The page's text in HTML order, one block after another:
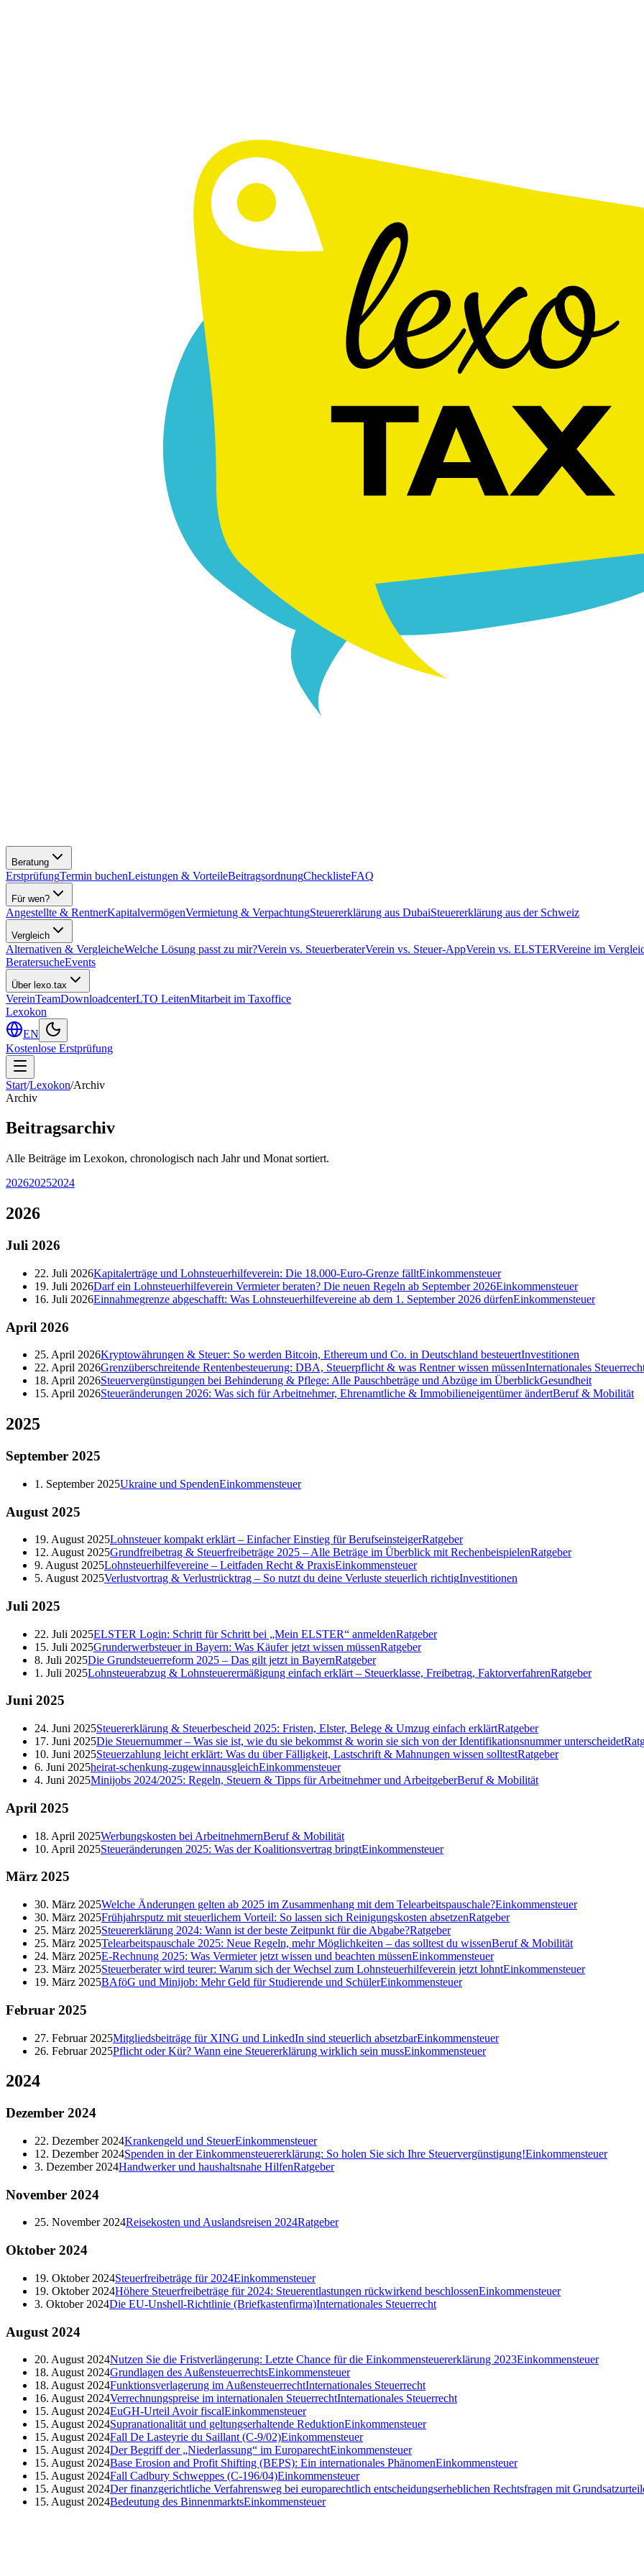
Beratung
ErstprüfungTermin buchenLeistungen & VorteileBeitragsordnungChecklisteFAQ
Für wen?
Angestellte & RentnerKapitalvermögenVermietung & VerpachtungSteuererklärung aus DubaiSteuererklärung aus der Schweiz
Vergleich
Alternativen & VergleicheWelche Lösung passt zu mir?Verein vs. SteuerberaterVerein vs. Steuer-AppVerein vs. ELSTERVereine im
BeratersucheEvents
Über lexo.tax
VereinTeamDownloadcenterLTO LeitenMitarbeit im Taxoffice
Lexokon
EN
Kostenlose Erstprüfung
Start/Lexokon/Archiv
Archiv
Beitragsarchiv
Alle Beiträge im Lexokon, chronologisch nach Jahr und Monat sortiert.
202620252024
2026
Juli 2026
22. Juli 2026Kapitalerträge und Lohnsteuerhilfeverein: Die 18.000-Euro-Grenze fälltEinkommensteuer
19. Juli 2026Darf ein Lohnsteuerhilfeverein Vermieter beraten? Die neuen Regeln ab September 2026Einkommensteuer
16. Juli 2026Einnahmegrenze abgeschafft: Was Lohnsteuerhilfevereine ab dem 1. September 2026 dürfenEinkommensteuer
April 2026
25. April 2026Kryptowährungen & Steuer: So werden Bitcoin, Ethereum und Co. in Deutschland besteuertInvestitionen
22. April 2026Grenzüberschreitende Rentenbesteuerung: DBA, Steuerpflicht & was Rentner wissen müssenInternationales
18. April 2026Steuervergünstigungen bei Behinderung & Pflege: Alle Pauschbeträge und Abzüge im ÜberblickGesundheit
15. April 2026Steueränderungen 2026: Was sich für Arbeitnehmer, Ehrenamtliche & Immobilieneigentümer ändertBeruf & Mobilität
2025
September 2025
1. September 2025Ukraine und SpendenEinkommensteuer
August 2025
19. August 2025Lohnsteuer kompakt erklärt – Einfacher Einstieg für BerufseinsteigerRatgeber
12. August 2025Grundfreibetrag & Steuerfreibeträge 2025 – Alle Beträge im Überblick mit RechenbeispielenRatgeber
9. August 2025Lohnsteuerhilfevereine – Leitfaden Recht & PraxisEinkommensteuer
5. August 2025Verlustvortrag & Verlustrücktrag – So nutzt du deine Verluste steuerlich richtigInvestitionen
Juli 2025
22. Juli 2025ELSTER Login: Schritt für Schritt bei „Mein ELSTER“ anmeldenRatgeber
15. Juli 2025Grunderwerbsteuer in Bayern: Was Käufer jetzt wissen müssenRatgeber
8. Juli 2025Die Grundsteuerreform 2025 – Das gilt jetzt in BayernRatgeber
1. Juli 2025Lohnsteuerabzug & Lohnsteuerermäßigung einfach erklärt – Steuerklasse, Freibetrag, FaktorverfahrenRatgeber
Juni 2025
24. Juni 2025Steuererklärung & Steuerbescheid 2025: Fristen, Elster, Belege & Umzug einfach erklärtRatgeber
17. Juni 2025Die Steuernummer – Was sie ist, wie du sie bekommst & worin sie sich von der Identifikationsnummer unterscheidet
10. Juni 2025Steuerzahlung leicht erklärt: Was du über Fälligkeit, Lastschrift & Mahnungen wissen solltestRatgeber
6. Juni 2025heirat-schenkung-zugewinnausgleichEinkommensteuer
4. Juni 2025Minijobs 2024/2025: Regeln, Steuern & Tipps für Arbeitnehmer und ArbeitgeberBeruf & Mobilität
April 2025
18. April 2025Werbungskosten bei ArbeitnehmernBeruf & Mobilität
10. April 2025Steueränderungen 2025: Was der Koalitionsvertrag bringtEinkommensteuer
März 2025
30. März 2025Welche Änderungen gelten ab 2025 im Zusammenhang mit dem Telearbeitspauschale?Einkommensteuer
30. März 2025Frühjahrsputz mit steuerlichem Vorteil: So lassen sich Reinigungskosten absetzenRatgeber
25. März 2025Steuererklärung 2024: Wann ist der beste Zeitpunkt für die Abgabe?Ratgeber
25. März 2025Telearbeitspauschale 2025: Neue Regeln, mehr Möglichkeiten – das solltest du wissenBeruf & Mobilität
24. März 2025E-Rechnung 2025: Was Vermieter jetzt wissen und beachten müssenEinkommensteuer
23. März 2025Steuerberater wird teurer: Warum sich der Wechsel zum Lohnsteuerhilfeverein jetzt lohntEinkommensteuer
19. März 2025BAföG und Minijob: Mehr Geld für Studierende und SchülerEinkommensteuer
Februar 2025
27. Februar 2025Mitgliedsbeiträge für XING und LinkedIn sind steuerlich absetzbarEinkommensteuer
26. Februar 2025Pflicht oder Kür? Wann eine Steuererklärung wirklich sein mussEinkommensteuer
2024
Dezember 2024
22. Dezember 2024Krankengeld und SteuerEinkommensteuer
12. Dezember 2024Spenden in der Einkommensteuererklärung: So holen Sie sich Ihre Steuervergünstigung!Einkommensteuer
3. Dezember 2024Handwerker und haushaltsnahe HilfenRatgeber
November 2024
25. November 2024Reisekosten und Auslandsreisen 2024Ratgeber
Oktober 2024
19. Oktober 2024Steuerfreibeträge für 2024Einkommensteuer
19. Oktober 2024Höhere Steuerfreibeträge für 2024: Steuerentlastungen rückwirkend beschlossenEinkommensteuer
3. Oktober 2024Die EU-Unshell-Richtlinie (Briefkastenfirma)Internationales Steuerrecht
August 2024
20. August 2024Nutzen Sie die Fristverlängerung: Letzte Chance für die Einkommensteuererklärung 2023Einkommensteuer
18. August 2024Grundlagen des AußensteuerrechtsEinkommensteuer
18. August 2024Funktionsverlagerung im AußensteuerrechtInternationales Steuerrecht
16. August 2024Verrechnungspreise im internationalen SteuerrechtInternationales Steuerrecht
15. August 2024EuGH-Urteil Avoir fiscalEinkommensteuer
15. August 2024Supranationalität und geltungserhaltende ReduktionEinkommensteuer
15. August 2024Fall De Lasteyrie du Saillant (C-9/02)Einkommensteuer
15. August 2024Der Begriff der „Niederlassung“ im EuroparechtEinkommensteuer
15. August 2024Base Erosion and Profit Shifting (BEPS): Ein internationales PhänomenEinkommensteuer
15. August 2024Fall Cadbury Schweppes (C-196/04)Einkommensteuer
15. August 2024Der finanzgerichtliche Verfahrensweg bei europarechtlich entscheidungserheblichen Rechtsfragen mit
15. August 2024Bedeutung des BinnenmarktsEinkommensteuer